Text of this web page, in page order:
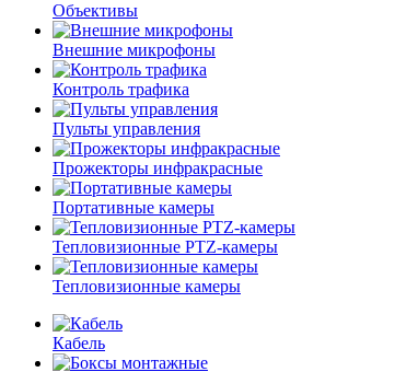
Объективы
Внешние микрофоны
Контроль трафика
Пульты управления
Прожекторы инфракрасные
Портативные камеры
Тепловизионные PTZ-камеры
Тепловизионные камеры
Кабель